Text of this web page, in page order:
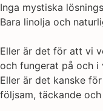
Inga mystiska
Bara linolja och
Eller är det för att vi
och fungerat på och i
Eller är det kanske
följsam, täckande